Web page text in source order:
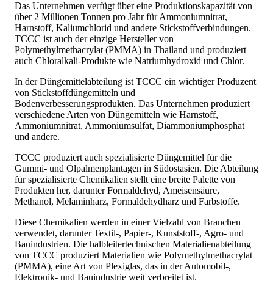
Das Unternehmen verfügt über eine Produktionskapazität von
über 2 Millionen Tonnen pro Jahr für Ammoniumnitrat,
Harnstoff, Kaliumchlorid und andere Stickstoffverbindungen.
TCCC ist auch der einzige Hersteller von
Polymethylmethacrylat (PMMA) in Thailand und produziert
auch Chloralkali-Produkte wie Natriumhydroxid und Chlor.
In der Düngemittelabteilung ist TCCC ein wichtiger Produzent
von Stickstoffdüngemitteln und
Bodenverbesserungsprodukten. Das Unternehmen produziert
verschiedene Arten von Düngemitteln wie Harnstoff,
Ammoniumnitrat, Ammoniumsulfat, Diammoniumphosphat
und andere.
TCCC produziert auch spezialisierte Düngemittel für die
Gummi- und Ölpalmenplantagen in Südostasien. Die Abteilung
für spezialisierte Chemikalien stellt eine breite Palette von
Produkten her, darunter Formaldehyd, Ameisensäure,
Methanol, Melaminharz, Formaldehydharz und Farbstoffe.
Diese Chemikalien werden in einer Vielzahl von Branchen
verwendet, darunter Textil-, Papier-, Kunststoff-, Agro- und
Bauindustrien. Die halbleitertechnischen Materialienabteilung
von TCCC produziert Materialien wie Polymethylmethacrylat
(PMMA), eine Art von Plexiglas, das in der Automobil-,
Elektronik- und Bauindustrie weit verbreitet ist.